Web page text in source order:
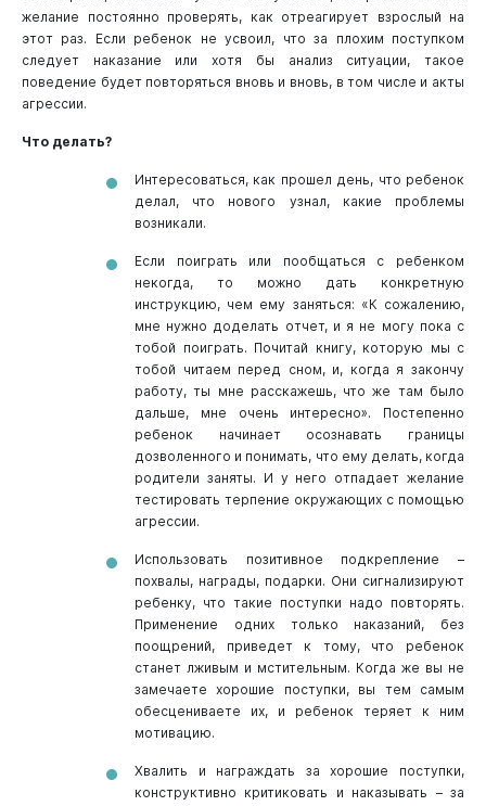
желание постоянно проверять, как отреагирует взрослый на
этот раз. Если ребенок не усвоил, что за плохим поступком
следует наказание или хотя бы анализ ситуации, такое
поведение будет повторяться вновь и вновь, в том числе и акты
агрессии.
Что делать?
Интересоваться, как прошел день, что ребенок
делал, что нового узнал, какие проблемы
возникали.
Если поиграть или пообщаться с ребенком
некогда, то можно дать конкретную
инструкцию, чем ему заняться: «К сожалению,
мне нужно доделать отчет, и я не могу пока с
тобой поиграть. Почитай книгу, которую мы с
тобой читаем перед сном, и, когда я закончу
работу, ты мне расскажешь, что же там было
дальше, мне очень интересно». Постепенно
ребенок начинает осознавать границы
дозволенного и понимать, что ему делать, когда
родители заняты. И у него отпадает желание
тестировать терпение окружающих с помощью
агрессии.
Использовать позитивное подкрепление –
похвалы, награды, подарки. Они сигнализируют
ребенку, что такие поступки надо повторять.
Применение одних только наказаний, без
поощрений, приведет к тому, что ребенок
станет лживым и мстительным. Когда же вы не
замечаете хорошие поступки, вы тем самым
обесцениваете их, и ребенок теряет к ним
мотивацию.
Хвалить и награждать за хорошие поступки,
конструктивно критиковать и наказывать – за